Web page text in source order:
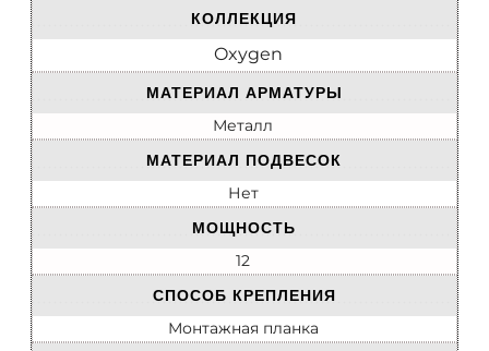
КОЛЛЕКЦИЯ
Oxygen
МАТЕРИАЛ АРМАТУРЫ
Металл
МАТЕРИАЛ ПОДВЕСОК
Нет
МОЩНОСТЬ
12
СПОСОБ КРЕПЛЕНИЯ
Монтажная планка